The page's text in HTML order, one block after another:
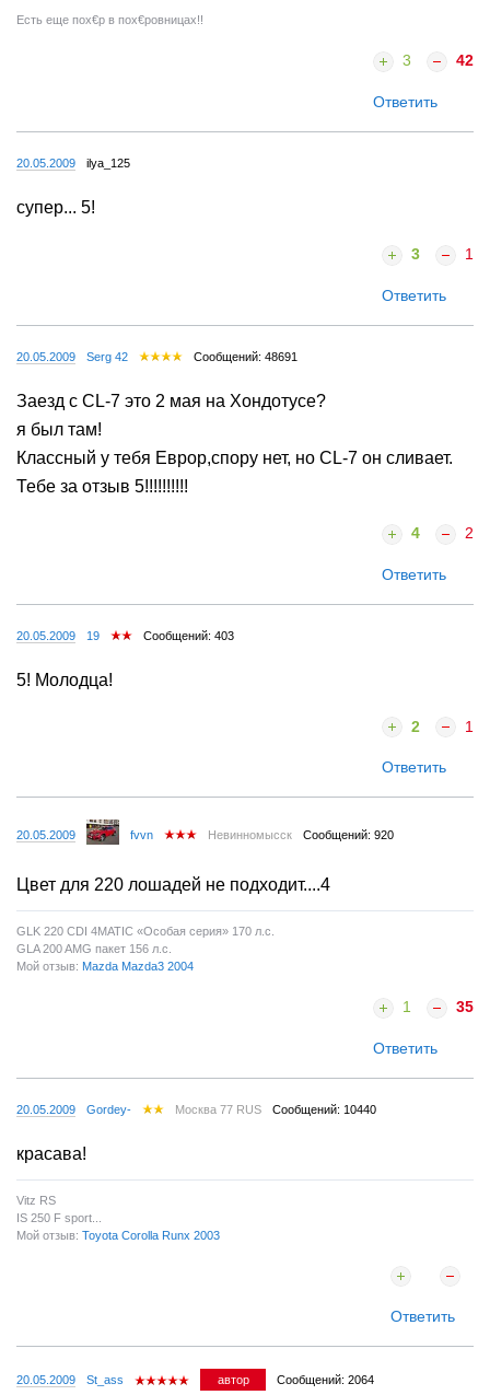
Есть еще пох€р в пох€ровницах!!
3 42
Ответить
20.05.2009 ilya_125
супер... 5!
3 1
Ответить
20.05.2009 Serg 42 Сообщений: 48691
Заезд с CL-7 это 2 мая на Хондотусе?
я был там!
Классный у тебя Еврор,спору нет, но CL-7 он сливает.
Тебе за отзыв 5!!!!!!!!!!
4 2
Ответить
20.05.2009 19 Сообщений: 403
5! Молодца!
2 1
Ответить
20.05.2009 fvvn Невинномысск Сообщений: 920
Цвет для 220 лошадей не подходит....4
GLK 220 CDI 4MATIC «Особая серия» 170 л.с.
GLA 200 AMG пакет 156 л.с.
Мой отзыв: Mazda Mazda3 2004
1 35
Ответить
20.05.2009 Gordey- Москва 77 RUS Сообщений: 10440
красава!
Vitz RS
IS 250 F sport...
Мой отзыв: Toyota Corolla Runx 2003
Ответить
20.05.2009 St_ass автор Сообщений: 2064